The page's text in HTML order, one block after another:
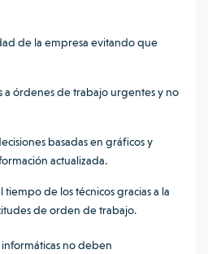
de la empresa evitando que
a órdenes de trabajo urgentes y no
basadas en gráficos y
actualizada.
de los técnicos gracias a la
de orden de trabajo.
no deben